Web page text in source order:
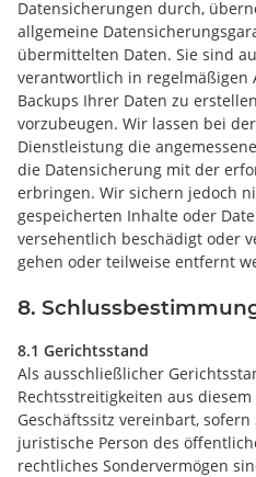
Datensicherungen durch,
allgemeine
übermittelten Daten. Sie sind
verantwortlich in regelmäßigen
Backups Ihrer Daten zu
vorzubeugen. Wir lassen bei
Dienstleistung die
die Datensicherung mit der
erbringen. Wir sichern jedoch
gespeicherten Inhalte oder
versehentlich beschädigt oder
gehen oder teilweise entfernt
8.
8.1 Gerichtsstand
Als ausschließlicher
Rechtsstreitigkeiten aus
Geschäftssitz vereinbart, sofern
juristische Person des
rechtliches Sondervermögen